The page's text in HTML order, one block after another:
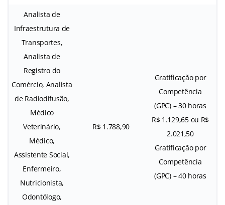
Analista de
Infraestrutura de
Transportes,
Analista de
Registro do
Comércio, Analista
de Radiodifusão,
Médico
Veterinário,
Médico,
Assistente Social,
Enfermeiro,
Nutricionista,
Odontólogo,
R$ 1.788,90
Gratificação por
Competência
(GPC) – 30 horas
R$ 1.129,65 ou R$
2.021,50
Gratificação por
Competência
(GPC) – 40 horas